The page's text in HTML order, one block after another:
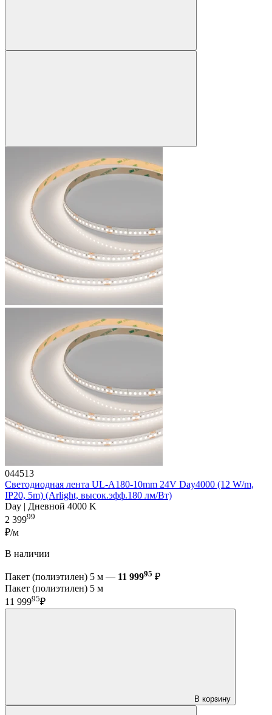
044513
Светодиодная лента UL-A180-10mm 24V Day4000 (12 W/m,
IP20, 5m) (Arlight, высок.эфф.180 лм/Вт)
Day | Дневной 4000 K
2 39999
₽/м
В наличии
Пакет (полиэтилен) 5 м — 11 99995 ₽
Пакет (полиэтилен) 5 м
11 99995₽
В корзину